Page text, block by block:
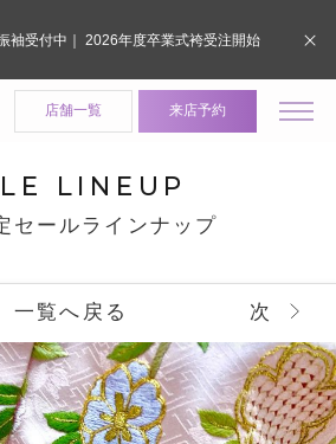
店舗一覧 来店予約
LINEUP
セールラインナップ
一覧へ戻る 次
袖受付中｜ 2026年度卒業式袴受注開始